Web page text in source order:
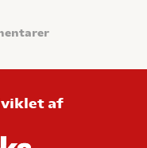
af